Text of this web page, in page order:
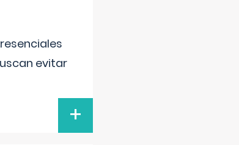
evitar
+